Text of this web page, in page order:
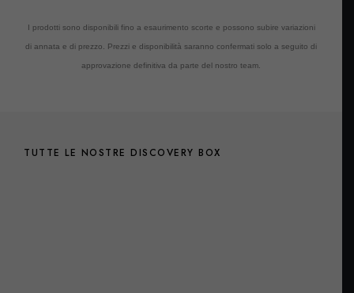
I prodotti sono disponibili fino a esaurimento scorte e possono subire variazioni
di annata e di prezzo. Prezzi e disponibilità saranno confermati solo a seguito di
approvazione definitiva da parte del nostro team.
TUTTE LE NOSTRE DISCOVERY BOX